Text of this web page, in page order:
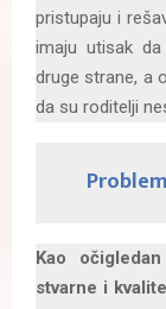
pristupaju i
imaju utisak
druge strane, a
da su roditelji
Kao
stvarne i